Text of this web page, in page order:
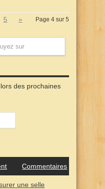
Page 4 sur 5
5 »
des prochaines
Commentaires
une selle